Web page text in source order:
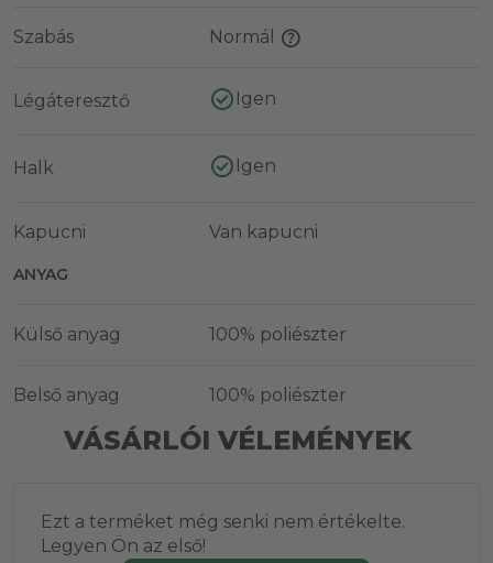
Szabás Normál
Légáteresztő Igen
Halk Igen
Kapucni Van kapucni
ANYAG
Külső anyag 100% poliészter
Belső anyag 100% poliészter
VÁSÁRLÓI VÉLEMÉNYEK
Ezt a terméket még senki nem értékelte.
Legyen Ön az első!